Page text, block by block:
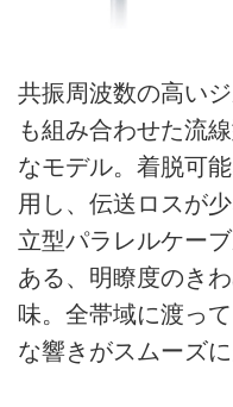
共振周波数の高い
も組み合わせた流
なモデル。着脱可
用し、伝送ロスが
立型パラレルケー
ある、明瞭度のき
味。全帯域に渡っ
な響きがスムーズ